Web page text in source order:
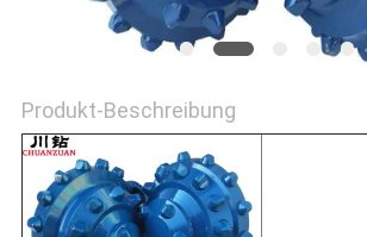
PRIVACY
Produkt-Beschreibung